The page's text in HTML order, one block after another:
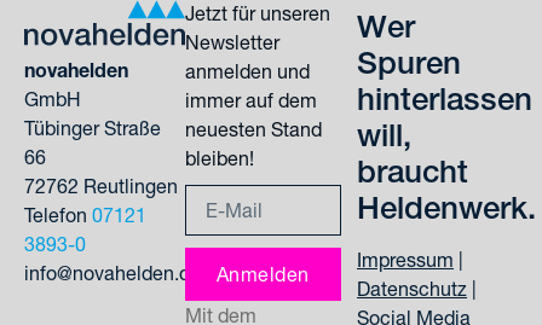
novahelden
GmbH
Tübinger Straße
66
72762 Reutlingen
Telefon 07121
3893-0
info@novahelden.de
Jetzt für unseren
Newsletter
anmelden und
immer auf dem
neuesten Stand
bleiben!
Anmelden
Alternative:
Mit dem
Wer
Spuren
hinterlassen
will,
braucht
Heldenwerk.
Impressum
Datenschutz
Social Media